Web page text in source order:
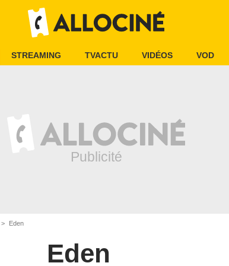
STREAMING TVACTU VIDÉOS VOD
Eden
Eden